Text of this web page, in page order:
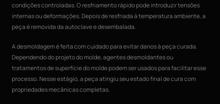
condições controladas. O resfriamento rápido pode introduzir tensões
internas ou deformações. Depois de resfriada à temperatura ambiente, a
peça é removida da autoclave e desembalada.
A desmoldagem é feita com cuidado para evitar danos à peça curada.
Dependendo do projeto do molde, agentes desmoldantes ou
tratamentos de superfície do molde podem ser usados para facilitar esse
processo. Nesse estágio, a peça atingiu seu estado final de cura com
propriedades mecânicas completas.